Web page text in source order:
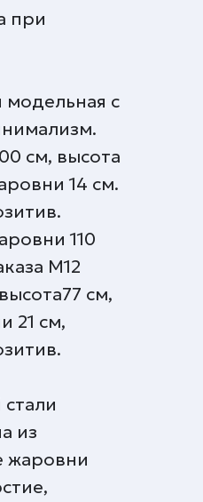
при
модельная с
см, высота
14 см.
110
М12
см,
21 см,
из
жаровни